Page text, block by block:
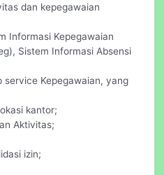
dan kepegawaian
Informasi Kepegawaian
Sistem Informasi Absensi
service Kepegawaian, yang
kantor;
Aktivitas;
izin;